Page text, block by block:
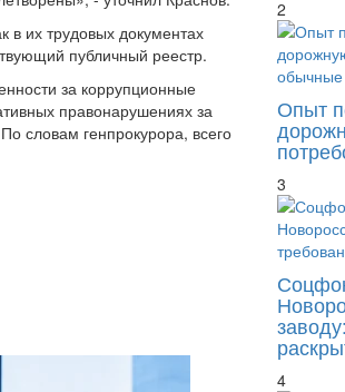
в их трудовых документах
публичный реестр.
за коррупционные
правонарушениях за
словам генпрокурора, всего
2
Опыт
3
4